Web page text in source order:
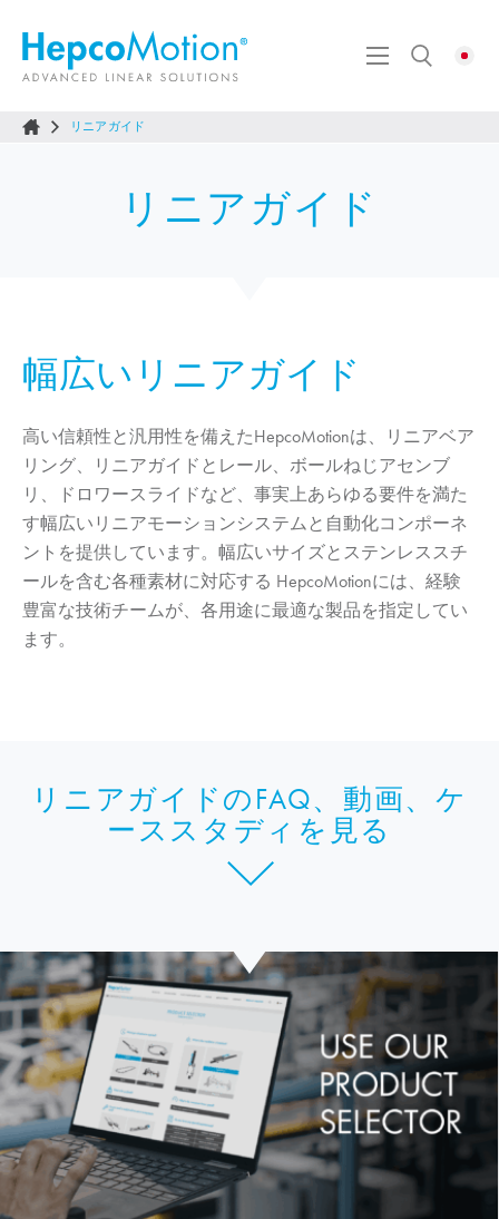
リニアガイド
リニアガイド
幅広いリニアガイド
高い信頼性と汎用性を備えたHepcoMotionは、リニアベア
リング、リニアガイドとレール、ボールねじアセンブ
リ、ドロワースライドなど、事実上あらゆる要件を満た
す幅広いリニアモーションシステムと自動化コンポーネ
ントを提供しています。幅広いサイズとステンレススチ
ールを含む各種素材に対応する HepcoMotionには、経験
豊富な技術チームが、各用途に最適な製品を指定してい
ます。
リニアガイドのFAQ、動画、ケ
ーススタディを見る